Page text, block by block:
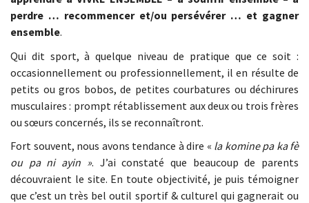
perdre … recommencer et/ou persévérer … et gagner
ensemble.
Qui dit sport, à quelque niveau de pratique que ce soit :
occasionnellement ou professionnellement, il en résulte de
petits ou gros bobos, de petites courbatures ou déchirures
musculaires : prompt rétablissement aux deux ou trois frères
ou sœurs concernés, ils se reconnaîtront.
Fort souvent, nous avons tendance à dire « la komine pa ka fè
ou pa ni ayin ». J’ai constaté que beaucoup de parents
découvraient le site. En toute objectivité, je puis témoigner
que c’est un très bel outil sportif & culturel qui gagnerait ou